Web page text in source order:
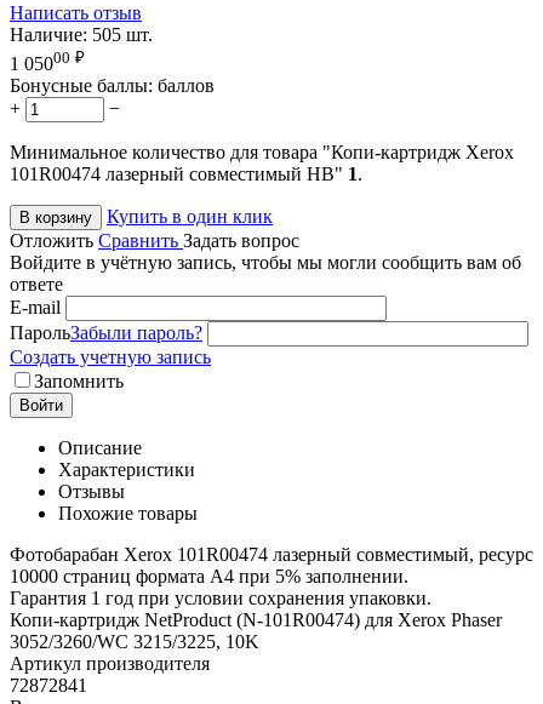
Написать отзыв
Наличие: 505 шт.
1 05000 ₽
Бонусные баллы: баллов
+
−
Минимальное количество для товара "Копи-картридж Xerox
101R00474 лазерный совместимый HB" 1.
В корзину
Купить в один клик
Отложить Сравнить Задать вопрос
Войдите в учётную запись, чтобы мы могли сообщить вам об
ответе
E-mail
ПарольЗабыли пароль?
Создать учетную запись
Запомнить
Войти
Описание
Характеристики
Отзывы
Похожие товары
Фотобарабан Xerox 101R00474 лазерный совместимый, ресурс
10000 страниц формата А4 при 5% заполнении.
Гарантия 1 год при условии сохранения упаковки.
Копи-картридж NetProduct (N-101R00474) для Xerox Phaser
3052/3260/WC 3215/3225, 10K
Артикул производителя
72872841